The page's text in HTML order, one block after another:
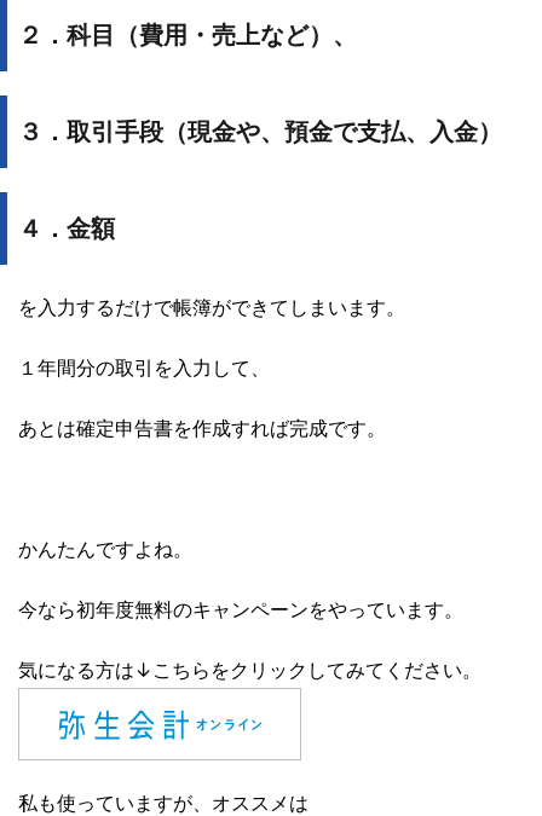
２．科目（費用・売上など）、
３．取引手段（現金や、預金で支払、入金）
４．金額
を入力するだけで帳簿ができてしまいます。
１年間分の取引を入力して、
あとは確定申告書を作成すれば完成です。
かんたんですよね。
今なら初年度無料のキャンペーンをやっています。
気になる方は↓こちらをクリックしてみてください。
私も使っていますが、オススメは